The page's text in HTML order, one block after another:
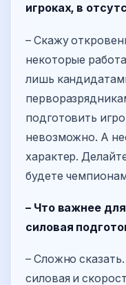
игроках, в
– Скажу
некоторые
лишь
подготовить
невозможно. А
характер.
будете
– Что важнее
силовая
– Сложно
силовая и